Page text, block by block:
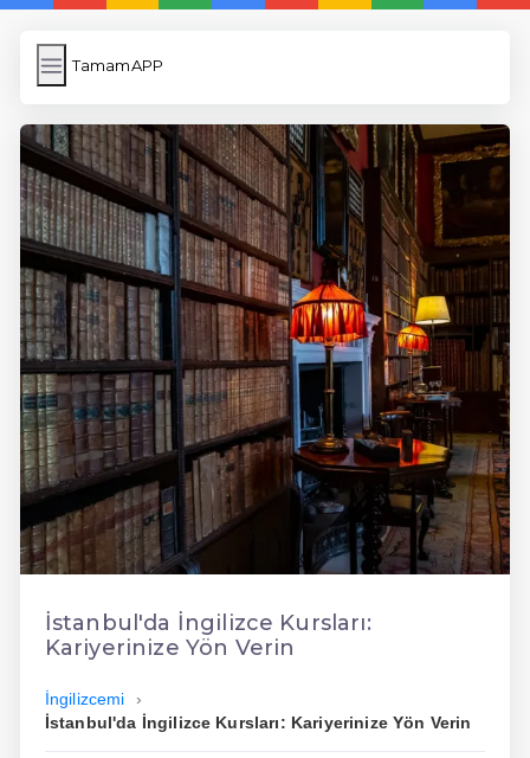
TamamAPP
TamamAPP
Resim Yükle
Wordpress Cache
Anasayfa
5 Günde İngilizce
İngilizce
Dil Eğitimi
En Hızlı İngilizce
En Kolay İngilizce
En Ucuz İngilizce
En Uygun İngilizce
Hızlı İngilizce
İstanbul'da İngilizce Kursları:
Kariyerinize Yön Verin
İngilizcemi
İstanbul'da İngilizce Kursları: Kariyerinize Yön Verin